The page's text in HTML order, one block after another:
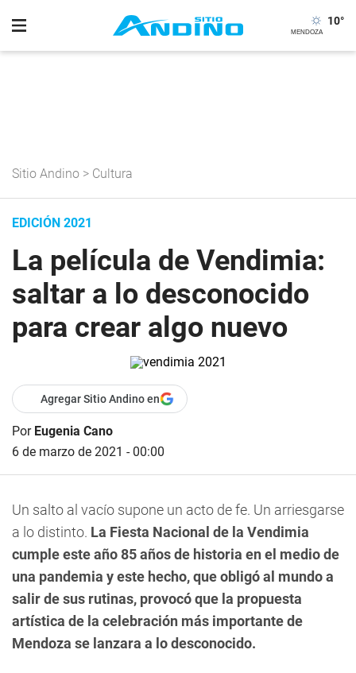
10°
Sitio Andino > Cultura
EDICIÓN 2021
La película de Vendimia:
saltar a lo desconocido
para crear algo nuevo
Agregar Sitio Andino en
Por Eugenia Cano
6 de marzo de 2021 - 00:00
Un salto al vacío supone un acto de fe. Un arriesgarse
a lo distinto. La Fiesta Nacional de la Vendimia
cumple este año 85 años de historia en el medio de
una pandemia y este hecho, que obligó al mundo a
salir de sus rutinas, provocó que la propuesta
artística de la celebración más importante de
Mendoza se lanzara a lo desconocido.